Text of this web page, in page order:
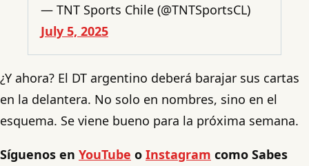
— TNT Sports Chile (@TNTSportsCL)
July 5, 2025
¿Y ahora? El DT argentino deberá barajar sus cartas
en la delantera. No solo en nombres, sino en el
esquema. Se viene bueno para la próxima semana.
Síguenos en YouTube o Instagram como Sabes